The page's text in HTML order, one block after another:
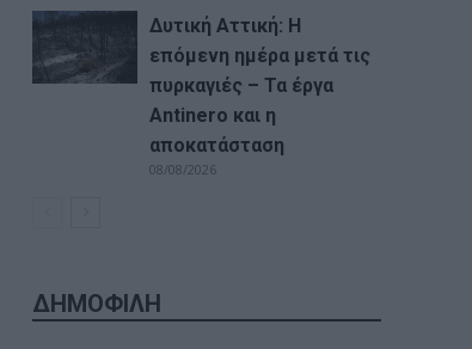
Δυτική Αττική: Η
επόμενη ημέρα μετά τις
πυρκαγιές – Τα έργα
Antinero και η
αποκατάσταση
08/08/2026
ΔΗΜΟΦΙΛΗ